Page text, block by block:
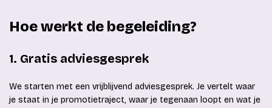
Hoe werkt de begeleiding?
1. Gratis adviesgesprek
We starten met een vrijblijvend adviesgesprek. Je vertelt waar
je staat in je promotietraject, waar je tegenaan loopt en wat je